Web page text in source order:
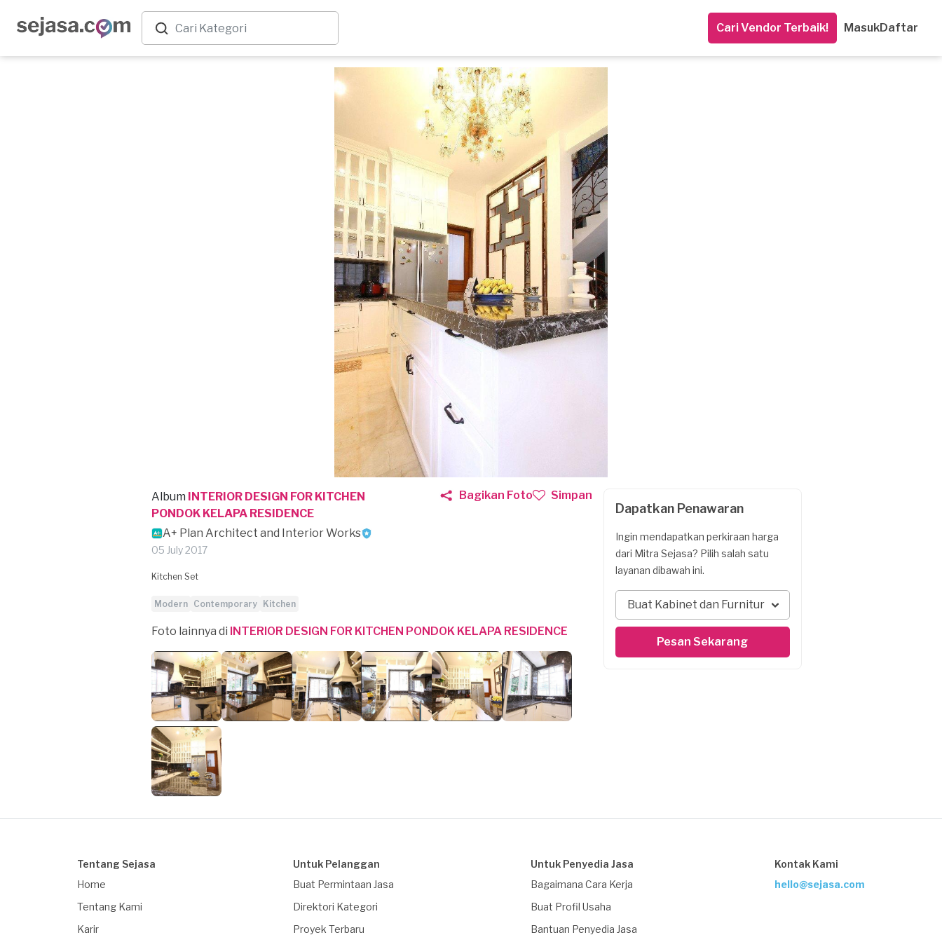
Cari Vendor Terbaik! MasukDaftar
Album INTERIOR DESIGN FOR KITCHEN
PONDOK KELAPA RESIDENCE
A+ Plan Architect and Interior Works
05 July 2017
Bagikan Foto Simpan
Kitchen Set
Modern Contemporary Kitchen
Foto lainnya di INTERIOR DESIGN FOR KITCHEN PONDOK KELAPA RESIDENCE
Dapatkan Penawaran
Ingin mendapatkan perkiraan harga
dari Mitra Sejasa? Pilih salah satu
layanan dibawah ini.
Buat Kabinet dan Furnitur
Pesan Sekarang
Tentang Sejasa
Home
Tentang Kami
Karir
Untuk Pelanggan
Buat Permintaan Jasa
Direktori Kategori
Proyek Terbaru
Untuk Penyedia Jasa
Bagaimana Cara Kerja
Buat Profil Usaha
Bantuan Penyedia Jasa
Kontak Kami
hello@sejasa.com